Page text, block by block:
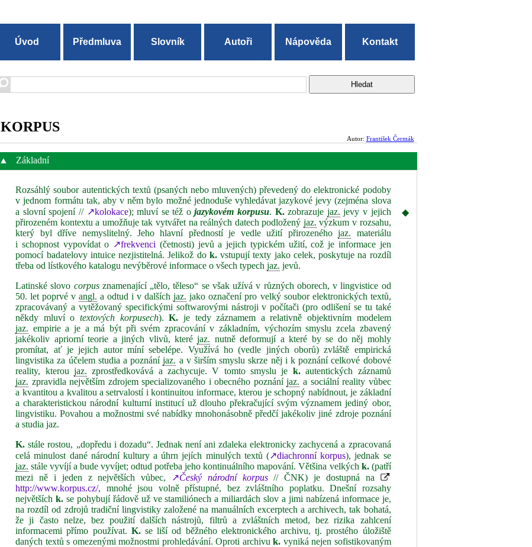
Úvod Předmluva Slovník Autoři Nápověda Kontakt
KORPUS
Autor: František Čermák
▲ Základní
Rozsáhlý soubor autentických textů (psaných nebo mluvených) převedený do elektronické podoby
v jednom formátu tak, aby v něm bylo možné jednoduše vyhledávat jazykové jevy (zejména slova
a slovní spojení // ↗kolokace); mluví se též ojazykovém korpusu. K.zobrazuje jaz. jevy v jejich
přirozeném kontextu a umožňuje tak vytvářet na reálných datech podložený jaz. výzkum v rozsahu,
který byl dříve nemyslitelný. Jeho hlavní předností je vedle užití přirozenéhojaz. materiálu
i schopnost vypovídat o ↗frekvenci (četnosti) jevů a jejich typickém užití, což je informace jen
pomocí badatelovy intuice nezjistitelná. Jelikož do k.vstupují texty jako celek, poskytuje na rozdíl
třeba od lístkového katalogu nevýběrové informace o všech typechjaz. jevů.
Latinské slovo corpusznamenající „tělo, těleso“ se však užívá v různých oborech, v lingvistice od
50. let poprvé vangl. a odtud i v dalšíchjaz. jako označení pro velký soubor elektronických textů,
zpracovávaný a vytěžovaný specifickými softwarovými nástroji v počítači (pro odlišení se tu také
někdy mluví otextových korpusech).K. je tedy záznamem a relativně objektivním modelem
jaz. empirie a je a má být při svém zpracování v základním, výchozím smyslu zcela zbavený
jakékoliv apriorní teorie a jiných vlivů, kteréjaz. nutně deformují a které by se do něj mohly
promítat, ať je jejich autor míní sebelépe. Využívá ho (vedle jiných oborů) zvláště empirická
lingvistika za účelem studia a poznáníjaz. a v širším smyslu skrze něj i k poznání celkové dobové
reality, kterou jaz. zprostředkovává a zachycuje. V tomto smyslu je k.autentických záznamů
jaz. zpravidla největším zdrojem specializovaného i obecného poznáníjaz. a sociální reality vůbec
a kvantitou a kvalitou a setrvalostí i kontinuitou informace, kterou je schopný nabídnout, je základní
a charakteristickou národní kulturní institucí už dlouho překračující svým významem jediný obor,
lingvistiku. Povahou a možnostmi své nabídky mnohonásobně předčí jakékoliv jiné zdroje poznání
a studia jaz.
K. stále rostou, „dopředu i dozadu“. Jednak není ani zdaleka elektronicky zachycená a zpracovaná
celá minulost dané národní kultury a úhrn jejích minulých textů (↗diachronní korpus), jednak se
jaz. stále vyvíjí a bude vyvíjet; odtud potřeba jeho kontinuálního mapování. Většina velkých k.(patří
mezi ně i jeden z největších vůbec,
↗Český národní korpus// ČNK) je dostupná na
http://www.korpus.cz/, mnohé jsou volně přístupné, bez zvláštního poplatku. Dnešní rozsahy
největšíchk. se pohybují řádově už ve stamiliónech a miliardách slov a jimi nabízená informace je,
na rozdíl od zdrojů tradiční lingvistiky založené na manuálních excerptech a archivech, tak bohatá,
že ji často nelze, bez použití dalších nástrojů, filtrů a zvláštních metod, bez rizika zahlcení
informacemi přímo používat. K.se liší od běžného elektronického archivu, tj. prostého úložiště
daných textů s omezenými možnostmi prohledávání. Oproti archivuk. vyniká nejen sofistikovaným
◆